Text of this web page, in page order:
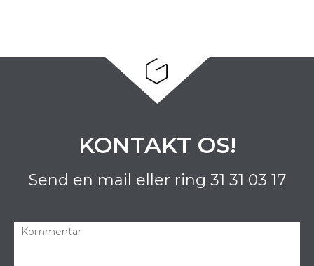
KONTAKT OS!
Send en mail eller ring 31 31 03 17